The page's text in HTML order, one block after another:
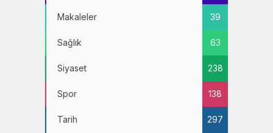
Makaleler 39
Sağlık 63
Siyaset 238
Spor 138
Tarih 297